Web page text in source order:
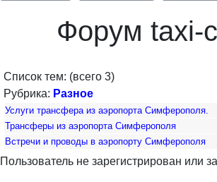
Форум taxi-
Список тем: (всего 3)
Рубрика: Разное
Услуги трансфера из аэропорта Симферополя.
Трансферы из аэропорта Симферополя
Встречи и проводы в аэропорту Симферополя
Пользователь не зарегистрирован или